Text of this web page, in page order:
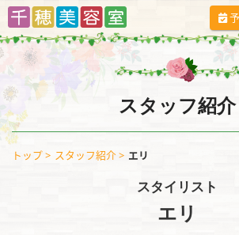
コ
ン
テ
ツ
へ
ス
キ
スタッフ紹介
トップ スタッフ紹介 エリ
スタイリスト
エリ